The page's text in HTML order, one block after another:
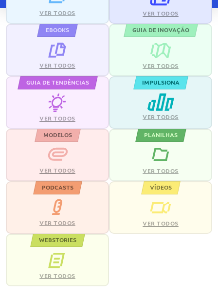
VER TODOS VER TODOS
EBOOKS
VER TODOS
GUIA DE INOVAÇÃO
VER TODOS
GUIA DE TENDÊNCIAS
VER TODOS
IMPULSIONA
VER TODOS
MODELOS
VER TODOS
PLANILHAS
VER TODOS
PODCASTS
VER TODOS
VÍDEOS
VER TODOS
WEBSTORIES
VER TODOS